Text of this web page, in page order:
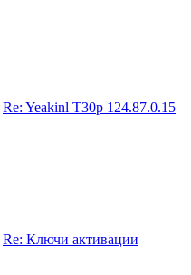
Re: Yeakinl T30p 124.87.0.15
Re: Ключи активации